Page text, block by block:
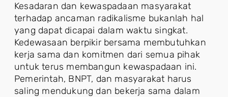
Kesadaran dan kewaspadaan masyarakat
terhadap ancaman radikalisme bukanlah hal
yang dapat dicapai dalam waktu singkat.
Kedewasaan berpikir bersama membutuhkan
kerja sama dan komitmen dari semua pihak
untuk terus membangun kewaspadaan ini.
Pemerintah, BNPT, dan masyarakat harus
saling mendukung dan bekerja sama dalam